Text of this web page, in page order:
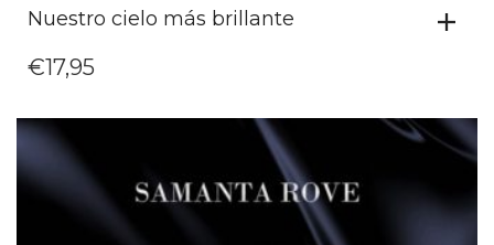
Nuestro cielo más brillante
€17,95